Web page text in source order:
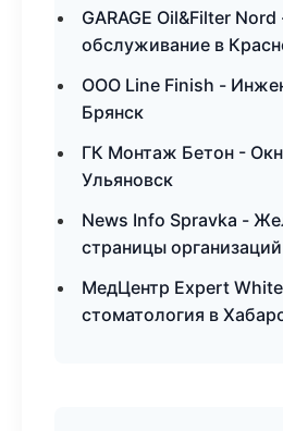
GARAGE Oil&Filter
обслуживание в
ООО Line Finish -
Брянск
ГК Монтаж Бетон -
Ульяновск
News Info Spravka -
страницы
МедЦентр Expert
стоматология в